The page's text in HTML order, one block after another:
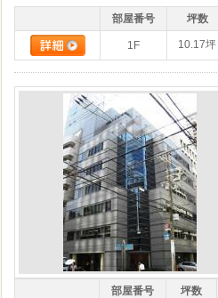
部屋番号 坪数
1F 10.17坪
部屋番号 坪数